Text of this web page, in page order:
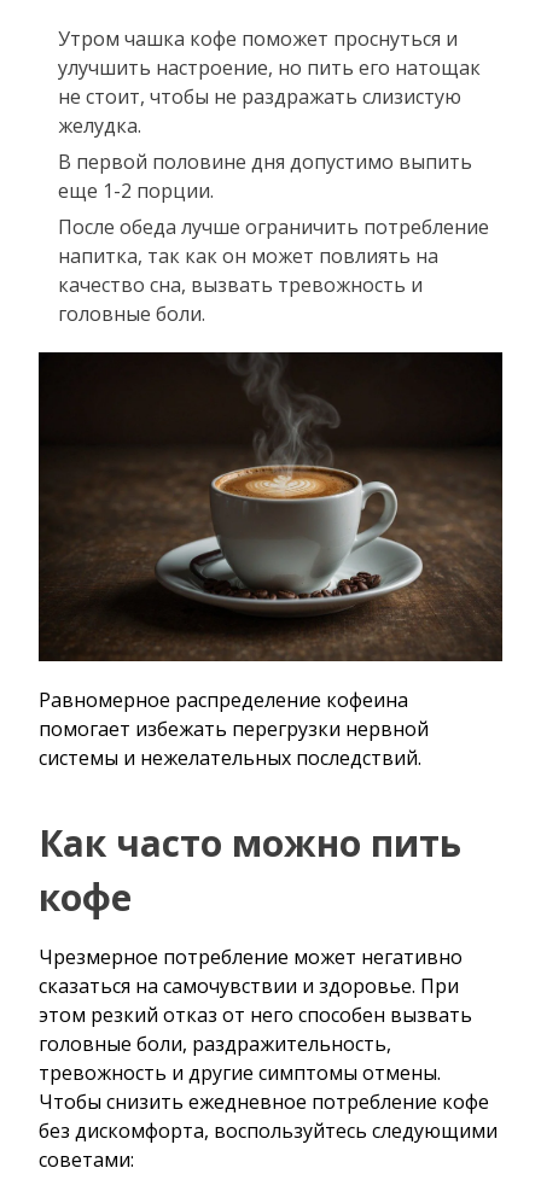
Утром чашка кофе поможет проснуться и
улучшить настроение, но пить его натощак
не стоит, чтобы не раздражать слизистую
желудка.
В первой половине дня допустимо выпить
еще 1-2 порции.
После обеда лучше ограничить потребление
напитка, так как он может повлиять на
качество сна, вызвать тревожность и
головные боли.
Равномерное распределение кофеина
помогает избежать перегрузки нервной
системы и нежелательных последствий.
Как часто можно пить
кофе
Чрезмерное потребление может негативно
сказаться на самочувствии и здоровье. При
этом резкий отказ от него способен вызвать
головные боли, раздражительность,
тревожность и другие симптомы отмены.
Чтобы снизить ежедневное потребление кофе
без дискомфорта, воспользуйтесь следующими
советами: